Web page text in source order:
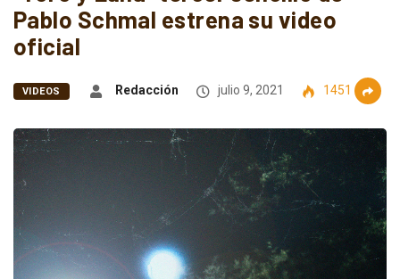
Pablo Schmal estrena su video
oficial
VIDEOS Redacción julio 9, 2021 1451